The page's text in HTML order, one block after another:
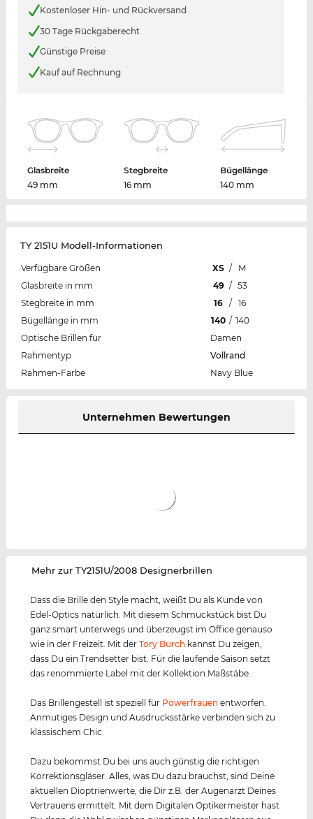
Kostenloser Hin- und Rückversand
30 Tage Rückgaberecht
Günstige Preise
Kauf auf Rechnung
Glasbreite
49 mm
Stegbreite
16 mm
Bügellänge
140 mm
TY 2151U Modell-Informationen
Verfügbare Größen XS /
M
Glasbreite in mm
49 / 53
Stegbreite in mm
16 /
16
Bügellänge in mm
140 / 140
Optische Brillen für
Damen
Rahmentyp
Vollrand
Rahmen-Farbe
Navy Blue
Unternehmen Bewertungen
‌Mehr zur TY2151U/2008 Designerbrillen
Dass die Brille den Style macht, weißt Du als Kunde von
Edel-Optics natürlich. Mit diesem Schmuckstück bist Du
ganz smart unterwegs und überzeugst im Office genauso
wie in der Freizeit. Mit derTory Burch kannst Du zeigen,
dass Du ein Trendsetter bist. Für die laufende Saison setzt
das renommierte Label mit der Kollektion Maßstäbe.
Das Brillengestell ist speziell für Powerfrauen entworfen.
Anmutiges Design und Ausdrucksstärke verbinden sich zu
klassischem Chic.
Dazu bekommst Du bei uns auch günstig die richtigen
Korrektionsgläser. Alles, was Du dazu brauchst, sind Deine
aktuellen Dioptrienwerte, die Dir z.B. der Augenarzt Deines
Vertrauens ermittelt. Mit dem Digitalen Optikermeister hast